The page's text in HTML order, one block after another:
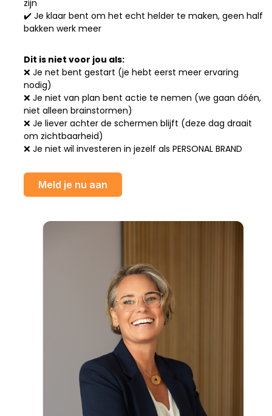
zijn
✔️ Je klaar bent om het echt helder te maken, geen half
bakken werk meer
Dit is niet voor jou als:
❌ Je net bent gestart (je hebt eerst meer ervaring
nodig)
❌ Je niet van plan bent actie te nemen (we gaan dóén,
niet alleen brainstormen)
❌ Je liever achter de schermen blijft (deze dag draait
om zichtbaarheid)
❌ Je niet wil investeren in jezelf als PERSONAL BRAND
Meld je nu aan